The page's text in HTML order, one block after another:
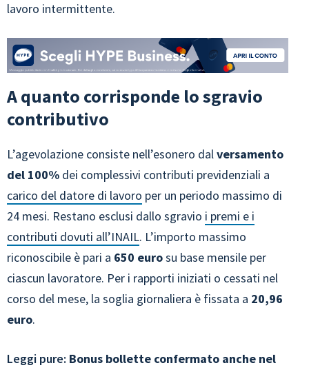
lavoro intermittente.
A quanto corrisponde lo sgravio
contributivo
L’agevolazione consiste nell’esonero dalversamento
del 100% dei complessivi contributi previdenziali a
carico del datore di lavoro per un periodo massimo di
24 mesi. Restano esclusi dallo sgravio i premi e i
contributi dovuti all’INAIL. L’importo massimo
riconoscibile è pari a 650 eurosu base mensile per
ciascun lavoratore. Per i rapporti iniziati o cessati nel
corso del mese, la soglia giornaliera è fissata a 20,96
euro.
Leggi pure: Bonus bollette confermato anche nel